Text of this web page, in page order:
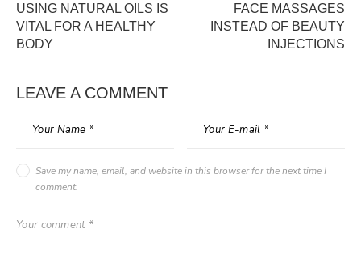
USING NATURAL OILS IS
VITAL FOR A HEALTHY
BODY
FACE MASSAGES
INSTEAD OF BEAUTY
INJECTIONS
LEAVE A COMMENT
Save my name, email, and website in this browser for the next time I
comment.